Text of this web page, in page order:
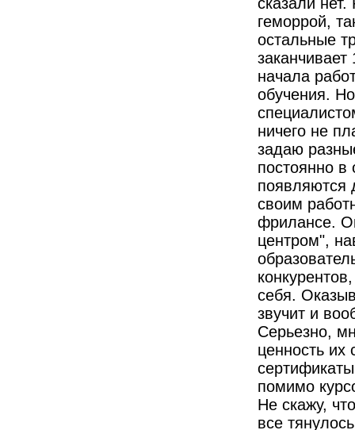
геморрой,
остальные
начала
обучения.
ничего не
задаю
постоянно в
появляются
своим
фрилансе.
центром",
себя.
звучит и
Серьезно,
ценность
помимо
Не скажу,
все